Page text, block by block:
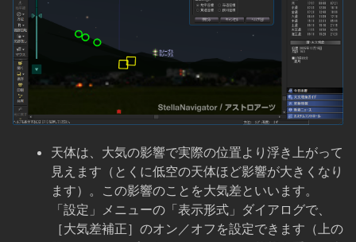
天体は、大気の影響で実際の位置より浮き上がって
見えます（とくに低空の天体ほど影響が大きくなり
ます）。この影響のことを大気差といいます。
「設定」メニューの「表示形式」ダイアログで、
［大気差補正］のオン／オフを設定できます（上の